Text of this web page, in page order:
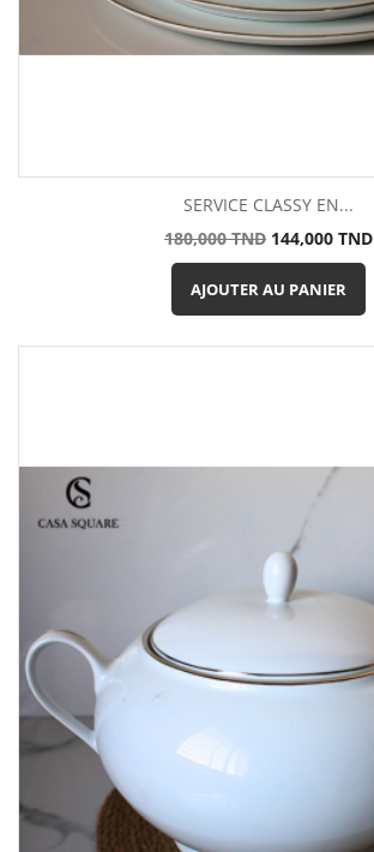
SERVICE CLASSY EN...
Prix
de
base
180,000 TND Prix
144,000 TND
AJOUTER AU PANIER